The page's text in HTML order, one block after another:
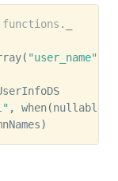
functions .
( "user_name"
, when(
)